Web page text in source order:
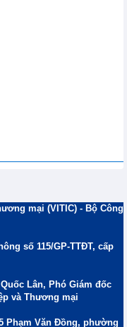
mại (VITIC) - Bộ Công
số 115/GP-TTĐT, cấp
Lân, Phó Giám đốc
và Thương mại
Phạm Văn Đồng, phường